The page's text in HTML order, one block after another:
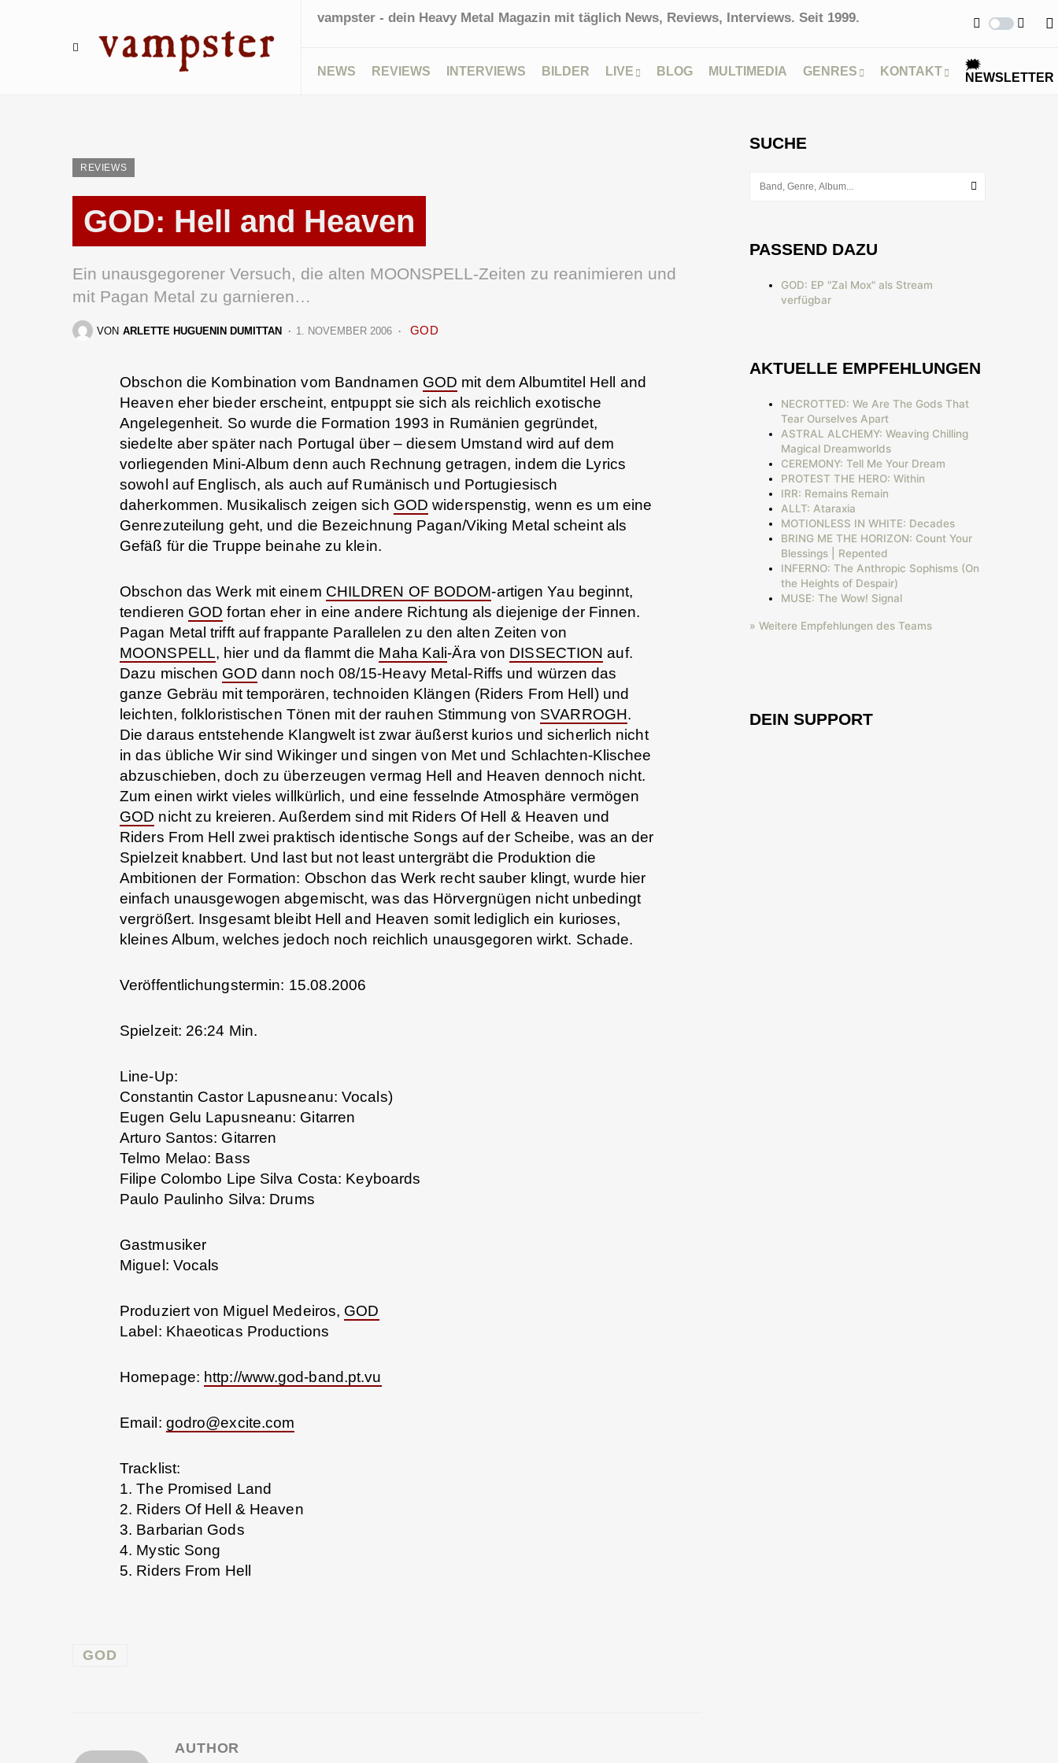
vampster - dein Heavy Metal Magazin mit täglich News, Reviews, Interviews. Seit 1999.
NEWS REVIEWS INTERVIEWS BILDER LIVE BLOG MULTIMEDIA GENRES KONTAKT
🗯
NEWSLETTER
REVIEWS
GOD: Hell and Heaven
Ein unausgegorener Versuch, die alten MOONSPELL-Zeiten zu reanimieren und
mit Pagan Metal zu garnieren…
VON ARLETTE HUGUENIN DUMITTAN 1. NOVEMBER 2006 GOD
Obschon die Kombination vom Bandnamen GOD mit dem Albumtitel Hell and
Heaven eher bieder erscheint, entpuppt sie sich als reichlich exotische
Angelegenheit. So wurde die Formation 1993 in Rumänien gegründet,
siedelte aber später nach Portugal über – diesem Umstand wird auf dem
vorliegenden Mini-Album denn auch Rechnung getragen, indem die Lyrics
sowohl auf Englisch, als auch auf Rumänisch und Portugiesisch
daherkommen. Musikalisch zeigen sich GOD widerspenstig, wenn es um eine
Genrezuteilung geht, und die Bezeichnung Pagan/Viking Metal scheint als
Gefäß für die Truppe beinahe zu klein.
Obschon das Werk mit einem CHILDREN OF BODOM-artigen Yau beginnt,
tendieren GOD fortan eher in eine andere Richtung als diejenige der Finnen.
Pagan Metal trifft auf frappante Parallelen zu den alten Zeiten von
MOONSPELL, hier und da flammt die Maha Kali-Ära von DISSECTION auf.
Dazu mischen GOD dann noch 08/15-Heavy Metal-Riffs und würzen das
ganze Gebräu mit temporären, technoiden Klängen (Riders From Hell) und
leichten, folkloristischen Tönen mit der rauhen Stimmung von SVARROGH.
Die daraus entstehende Klangwelt ist zwar äußerst kurios und sicherlich nicht
in das übliche Wir sind Wikinger und singen von Met und Schlachten-Klischee
abzuschieben, doch zu überzeugen vermag Hell and Heaven dennoch nicht.
Zum einen wirkt vieles willkürlich, und eine fesselnde Atmosphäre vermögen
GOD nicht zu kreieren. Außerdem sind mit Riders Of Hell & Heaven und
Riders From Hell zwei praktisch identische Songs auf der Scheibe, was an der
Spielzeit knabbert. Und last but not least untergräbt die Produktion die
Ambitionen der Formation: Obschon das Werk recht sauber klingt, wurde hier
einfach unausgewogen abgemischt, was das Hörvergnügen nicht unbedingt
vergrößert. Insgesamt bleibt Hell and Heaven somit lediglich ein kurioses,
kleines Album, welches jedoch noch reichlich unausgegoren wirkt. Schade.
Veröffentlichungstermin: 15.08.2006
Spielzeit: 26:24 Min.
Line-Up:
Constantin Castor Lapusneanu: Vocals)
Eugen Gelu Lapusneanu: Gitarren
Arturo Santos: Gitarren
Telmo Melao: Bass
Filipe Colombo Lipe Silva Costa: Keyboards
Paulo Paulinho Silva: Drums
Gastmusiker
Miguel: Vocals
Produziert von Miguel Medeiros, GOD
Label: Khaeoticas Productions
Homepage: http://www.god-band.pt.vu
Email: godro@excite.com
Tracklist:
1. The Promised Land
2. Riders Of Hell & Heaven
3. Barbarian Gods
4. Mystic Song
5. Riders From Hell
GOD
AUTHOR
SUCHE
PASSEND DAZU
GOD: EP "Zal Mox" als Stream
verfügbar
AKTUELLE EMPFEHLUNGEN
NECROTTED: We Are The Gods That
Tear Ourselves Apart
ASTRAL ALCHEMY: Weaving Chilling
Magical Dreamworlds
CEREMONY: Tell Me Your Dream
PROTEST THE HERO: Within
IRR: Remains Remain
ALLT: Ataraxia
MOTIONLESS IN WHITE: Decades
BRING ME THE HORIZON: Count Your
Blessings | Repented
INFERNO: The Anthropic Sophisms (On
the Heights of Despair)
MUSE: The Wow! Signal
» Weitere Empfehlungen des Teams
DEIN SUPPORT